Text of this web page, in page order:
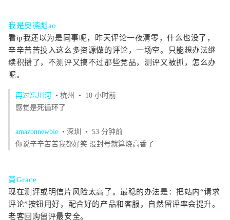
我是奥德彪ao
看ip我还以为是同事呢，昨天评论一夜清零，什么也没了，
辛辛苦苦投入这么多资源做的评论，一场空。只能想办法继
续积攒了，不测评又搞不过那些竞品，测评又被抓，怎么办
呢。
再过忘川河 • 杭州
• 10 小时前
感觉是死循环了
amazonnewbie • 深圳
• 53 分钟前
你说辛辛苦苦我都好笑 没封号就算烧高香了
黄Grace
现在测评或明信片风险太高了。最稳的办法是：把站内“请求
评论”按钮用好，配合好的产品和客服，自然留评率会提升。
老客回购留评最安全。